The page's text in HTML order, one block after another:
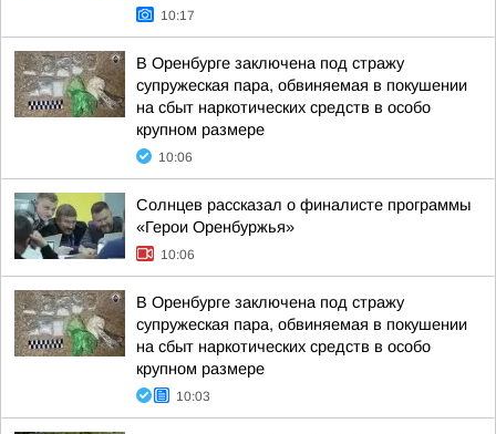
10:17
В Оренбурге заключена под стражу
супружеская пара, обвиняемая в покушении
на сбыт наркотических средств в особо
крупном размере
10:06
Солнцев рассказал о финалисте программы
«Герои Оренбуржья»
10:06
В Оренбурге заключена под стражу
супружеская пара, обвиняемая в покушении
на сбыт наркотических средств в особо
крупном размере
10:03